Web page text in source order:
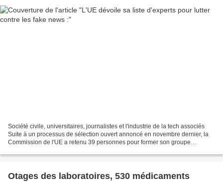
Société civile, universitaires, journalistes et l'industrie de la tech associés
Suite à un processus de sélection ouvert annoncé en novembre dernier, la
Commission de l'UE a retenu 39 personnes pour former son groupe
Otages des laboratoires, 530 médicaments